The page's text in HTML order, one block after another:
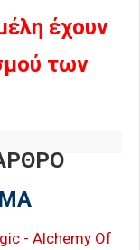
έχουν
των
- Alchemy Of